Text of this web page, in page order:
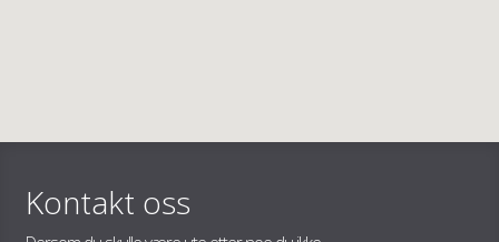
Kontakt oss